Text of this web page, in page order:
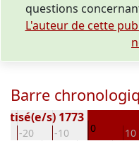
questions
L'auteur de cette
Barre
-20 -10 0 10
s) 1773